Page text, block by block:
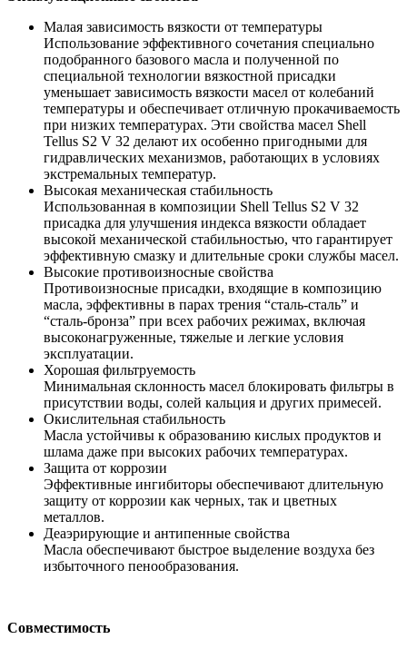
Малая зависимость вязкости от температуры
Использование эффективного сочетания специально
подобранного базового масла и полученной по
специальной технологии вязкостной присадки
уменьшает зависимость вязкости масел от колебаний
температуры и обеспечивает отличную прокачиваемость
при низких температурах. Эти свойства масел Shell
Tellus S2 V 32 делают их особенно пригодными для
гидравлических механизмов, работающих в условиях
экстремальных температур.
Высокая механическая стабильность
Использованная в композиции Shell Tellus S2 V 32
присадка для улучшения индекса вязкости обладает
высокой механической стабильностью, что гарантирует
эффективную смазку и длительные сроки службы масел.
Высокие противоизносные свойства
Противоизносные присадки, входящие в композицию
масла, эффективны в парах трения “сталь-сталь” и
“сталь-бронза” при всех рабочих режимах, включая
высоконагруженные, тяжелые и легкие условия
эксплуатации.
Хорошая фильтруемость
Минимальная склонность масел блокировать фильтры в
присутствии воды, солей кальция и других примесей.
Окислительная стабильность
Масла устойчивы к образованию кислых продуктов и
шлама даже при высоких рабочих температурах.
Защита от коррозии
Эффективные ингибиторы обеспечивают длительную
защиту от коррозии как черных, так и цветных
металлов.
Деаэрирующие и антипенные свойства
Масла обеспечивают быстрое выделение воздуха без
избыточного пенообразования.
Совместимость